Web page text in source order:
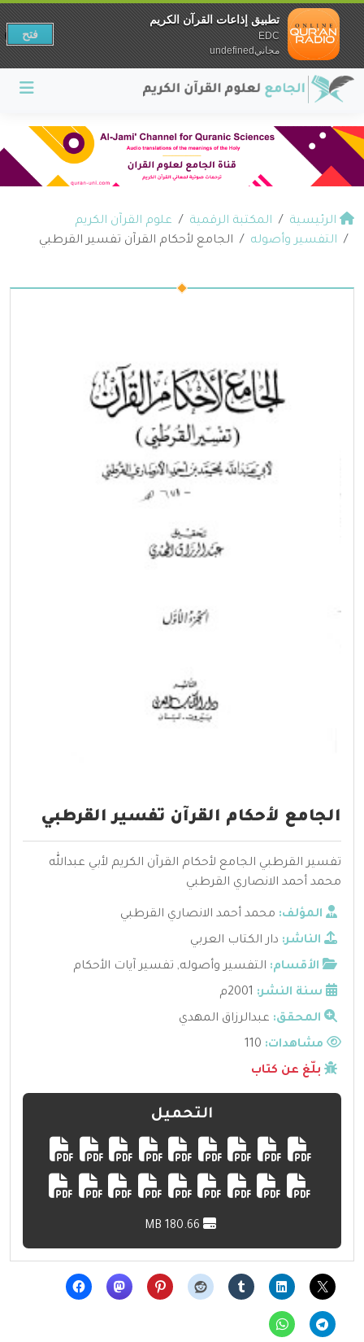
الرئيسية المكتبة الرقمية
علوم القرآن الكريم
التفسير وأصوله
الجامع لأحكام القرآن تفسير القرطبي
الجامع لأحكام القرآن تفسير القرطبي
تفسير القرطبي الجامع لأحكام القرآن الكريم لأبي عبدالله
محمد أحمد الانصاري القرطبي
المؤلف: محمد أحمد الانصاري القرطبي
الناشر: دار الكتاب العربي
الأقسام: التفسير وأصوله, تفسير آيات الأحكام
سنة النشر: 2001م
المحقق: عبدالرزاق المهدي
مشاهدات:
بلّغ عن كتاب
التحميل
تطبيق إذاعات القرآن الكريم
EDC
مجانيundefined
فتح